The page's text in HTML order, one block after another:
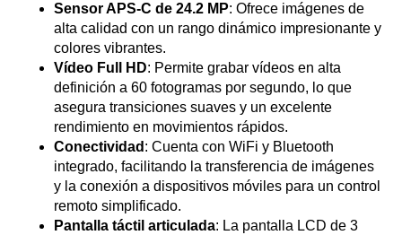
Sensor APS-C de 24.2 MP: Ofrece imágenes de
alta calidad con un rango dinámico impresionante y
colores vibrantes.
Vídeo Full HD: Permite grabar vídeos en alta
definición a 60 fotogramas por segundo, lo que
asegura transiciones suaves y un excelente
rendimiento en movimientos rápidos.
Conectividad : Cuenta con WiFi y Bluetooth
integrado, facilitando la transferencia de imágenes
y la conexión a dispositivos móviles para un control
remoto simplificado.
Pantalla táctil articulada: La pantalla LCD de 3